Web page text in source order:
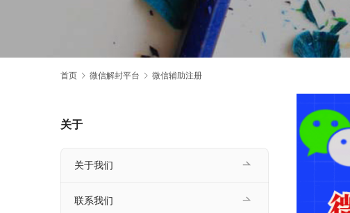
首页 微信解封平台 微信辅助注册
关于
关于我们
联系我们